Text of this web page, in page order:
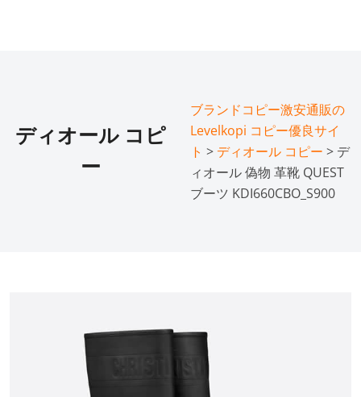
ディオール コピ
ー
ブランドコピー激安通販の
Levelkopi コピー優良サイ
ト > ディオール コピー > デ
ィオール 偽物 革靴 QUEST
ブーツ KDI660CBO_S900